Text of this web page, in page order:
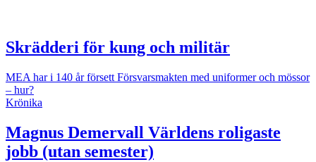
Skrädderi för kung och militär
MEA har i 140 år försett Försvarsmakten med uniformer och mössor
– hur?
Krönika
Magnus Demervall Världens roligaste
jobb (utan semester)